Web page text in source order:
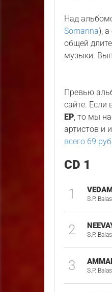
Над
Somanna),
общей
музыки.
Превью
сайте. Если
EP, то мы
артистов и
всего 69
CD 1
1 S.P.
2 S.P.
3 S.P.